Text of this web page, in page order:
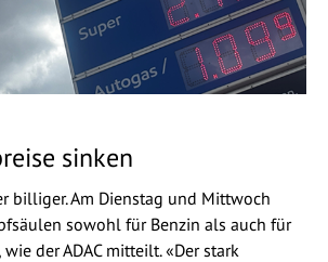
sinken
billiger. Am Dienstag und Mittwoch
sowohl für Benzin als auch für
der ADAC mitteilt. «Der stark